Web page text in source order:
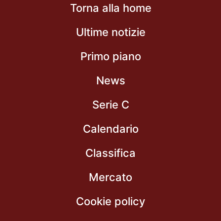
Torna alla home
Ultime notizie
Primo piano
News
Serie C
Calendario
Classifica
Mercato
Cookie policy